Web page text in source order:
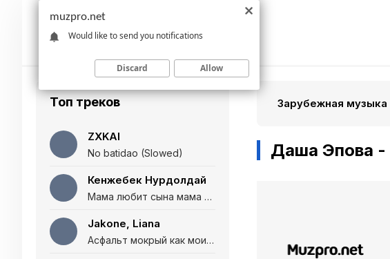
Топ треков
ZXKAI
No batidao (Slowed)
Кенжебек Нурдолдай
Мама любит сына мама любит дочь (Полная версия)
Jakone, Liana
Асфальт мокрый как мои глаза и я нарезаю
Зарубежная музыка
Даша Эпова -
muzpro.net
Would like to send you notifications
Discard Allow